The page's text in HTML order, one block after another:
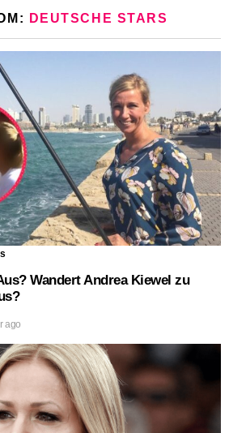
DEUTSCHE STARS
Wandert Andrea Kiewel zu
ago